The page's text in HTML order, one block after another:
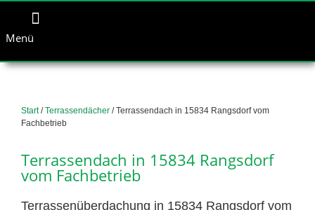
Menü
Start/Terrassendächer / Terrassendach in 15834 Rangsdorf vom
Fachbetrieb
Terrassendach in 15834 Rangsdorf
vom Fachbetrieb
Terrassenüberdachung in 15834 Rangsdorf vom